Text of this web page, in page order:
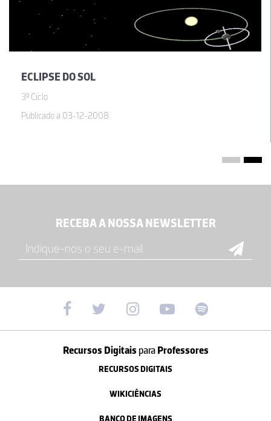
ECLIPSE DO SOL
3º Ciclo
Publicado a 03-12-2008
RECEBA A NOSSA NEWSLETTER
Recursos Digitais paraProfessores
RECURSOS DIGITAIS
WIKICIÊNCIAS